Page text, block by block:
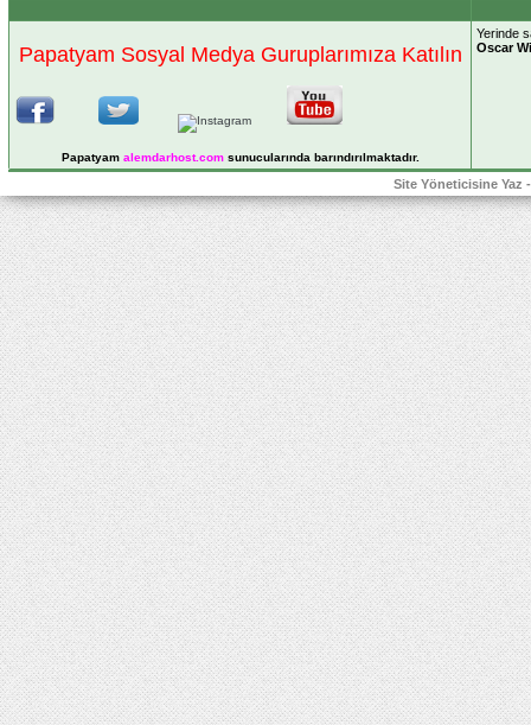
Papatyam Sosyal Medya Guruplarımıza Katılın
Papatyam alemdarhost.comsunucularında barındırılmaktadır.
Yerinde
Oscar
Site Yöneticisine Yaz